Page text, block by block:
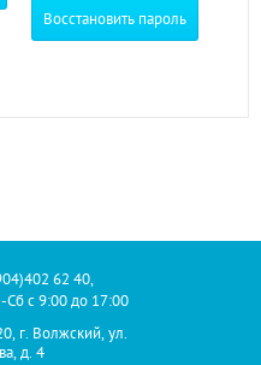
Восстановить пароль
62 40,
Сб с 9:00 до 17:00
г. Волжский, ул.
д. 4